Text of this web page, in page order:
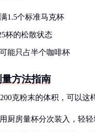
1.5个标准马克杯
杯的松散状态
能只占半个咖啡杯
方法指南
克粉末的体积，可以这
厨房量杯分次装入，轻